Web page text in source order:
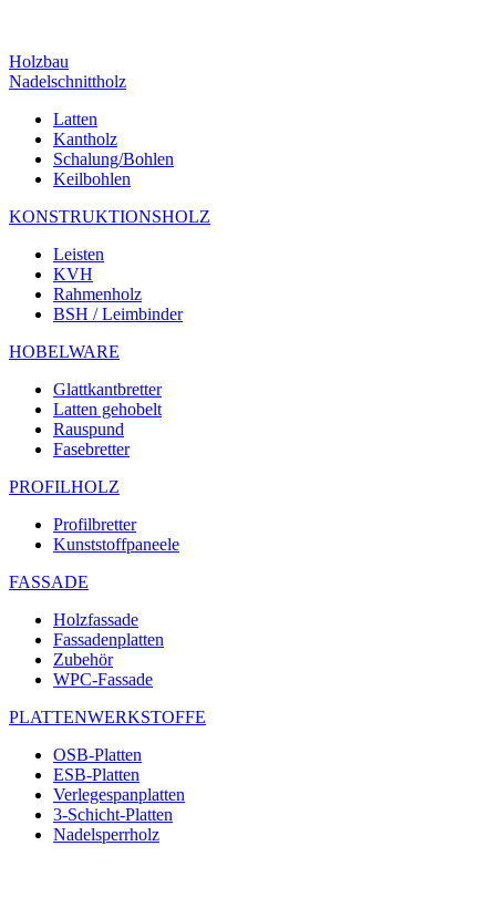
Holzbau
Nadelschnittholz
Latten
Kantholz
Schalung/Bohlen
Keilbohlen
KONSTRUKTIONSHOLZ
Leisten
KVH
Rahmenholz
BSH / Leimbinder
HOBELWARE
Glattkantbretter
Latten gehobelt
Rauspund
Fasebretter
PROFILHOLZ
Profilbretter
Kunststoffpaneele
FASSADE
Holzfassade
Fassadenplatten
Zubehör
WPC-Fassade
PLATTENWERKSTOFFE
OSB-Platten
ESB-Platten
Verlegespanplatten
3-Schicht-Platten
Nadelsperrholz